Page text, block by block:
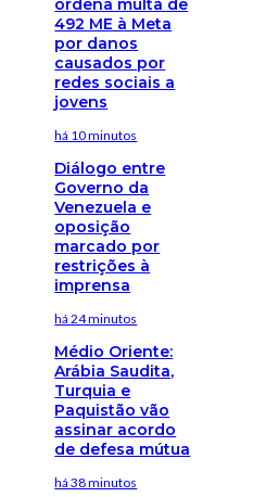
ordena multa de
492 ME à Meta
por danos
causados por
redes sociais a
jovens
há 10 minutos
Diálogo entre
Governo da
Venezuela e
oposição
marcado por
restrições à
imprensa
há 24 minutos
Médio Oriente:
Arábia Saudita,
Turquia e
Paquistão vão
assinar acordo
de defesa mútua
há 38 minutos